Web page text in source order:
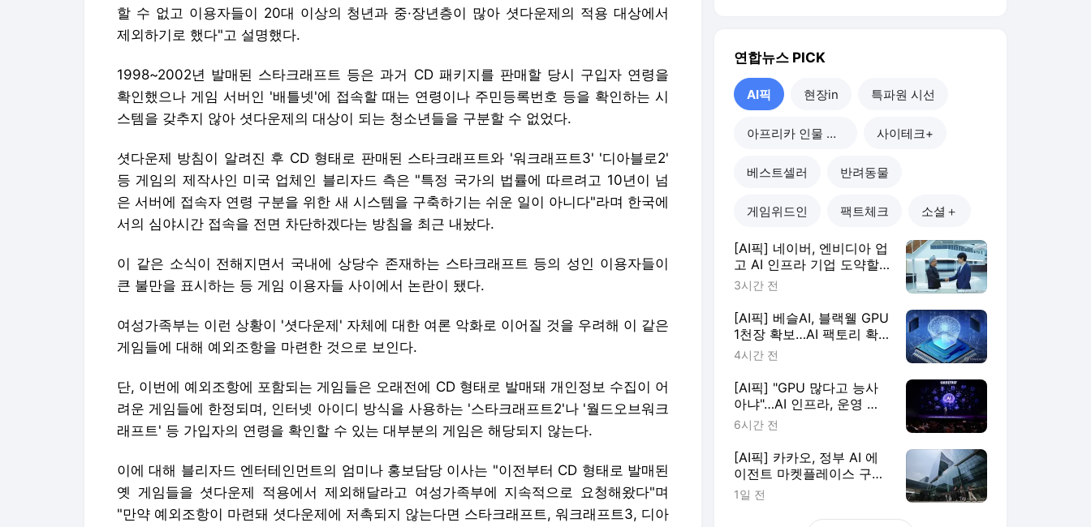
할 수 없고 이용자들이 20대 이상의 청년과 중·장년층이 많아 셧다운제의 적용 대상에서
제외하기로 했다"고 설명했다.
1998~2002년 발매된 스타크래프트 등은 과거 CD 패키지를 판매할 당시 구입자 연령을
확인했으나 게임 서버인 '배틀넷'에 접속할 때는 연령이나 주민등록번호 등을 확인하는 시
스템을 갖추지 않아 셧다운제의 대상이 되는 청소년들을 구분할 수 없었다.
셧다운제 방침이 알려진 후 CD 형태로 판매된 스타크래프트와 '워크래프트3' '디아블로2'
등 게임의 제작사인 미국 업체인 블리자드 측은 "특정 국가의 법률에 따르려고 10년이 넘
은 서버에 접속자 연령 구분을 위한 새 시스템을 구축하기는 쉬운 일이 아니다"라며 한국에
서의 심야시간 접속을 전면 차단하겠다는 방침을 최근 내놨다.
이 같은 소식이 전해지면서 국내에 상당수 존재하는 스타크래프트 등의 성인 이용자들이
큰 불만을 표시하는 등 게임 이용자들 사이에서 논란이 됐다.
여성가족부는 이런 상황이 '셧다운제' 자체에 대한 여론 악화로 이어질 것을 우려해 이 같은
게임들에 대해 예외조항을 마련한 것으로 보인다.
단, 이번에 예외조항에 포함되는 게임들은 오래전에 CD 형태로 발매돼 개인정보 수집이 어
려운 게임들에 한정되며, 인터넷 아이디 방식을 사용하는 '스타크래프트2'나 '월드오브워크
래프트' 등 가입자의 연령을 확인할 수 있는 대부분의 게임은 해당되지 않는다.
이에 대해 블리자드 엔터테인먼트의 엄미나 홍보담당 이사는 "이전부터 CD 형태로 발매된
옛 게임들을 셧다운제 적용에서 제외해달라고 여성가족부에 지속적으로 요청해왔다"며
"만약 예외조항이 마련돼 셧다운제에 저촉되지 않는다면 스타크래프트, 워크래프트3, 디아
연합뉴스 PICK
AI픽 현장in 특파원 시선
아프리카 인물 열전 사이테크+
베스트셀러 반려동물
게임위드인 팩트체크 소셜＋
[AI픽] 네이버, 엔비디아 업
고 AI 인프라 기업 도약할
까
3시간 전
[AI픽] 베슬AI, 블랙웰 GPU
1천장 확보…AI 팩토리 확
장
4시간 전
[AI픽] "GPU 많다고 능사
아냐"…AI 인프라, 운영 효
율이 판가름
6시간 전
[AI픽] 카카오, 정부 AI 에
이전트 마켓플레이스 구축
한다
1일 전